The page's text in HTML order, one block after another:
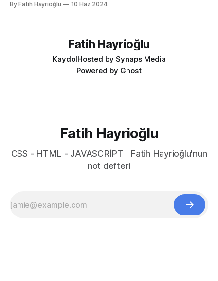
küçük mesela :) Yazı boyutlarını büyütmek için Cmd + + and
By Fatih Hayrioğlu 10 Haz 2024
Fatih Hayrioğlu
KaydolHosted by Synaps Media
Powered by Ghost
Fatih Hayrioğlu
CSS - HTML - JAVASCRİPT | Fatih Hayrioğlu'nun
not defteri